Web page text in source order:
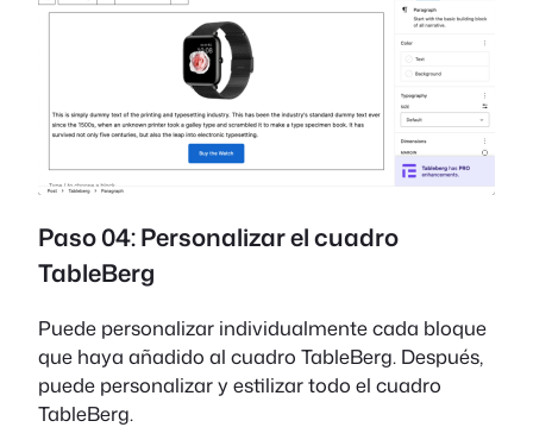
Paso 04: Personalizar el cuadro
TableBerg
Puede personalizar individualmente cada bloque
que haya añadido al cuadro TableBerg. Después,
puede personalizar y estilizar todo el cuadro
TableBerg.